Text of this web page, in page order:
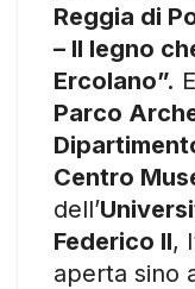
Reggia di
– Il legno
Ercolano”.
Parco
Centro
dell’
Federico II,
aperta sino